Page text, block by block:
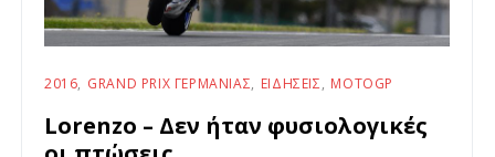
2016 GRAND PRIX ΓΕΡΜΑΝΊΑΣ ΕΙΔΉΣΕΙΣ MOTOGP
Lorenzo – Δεν ήταν φυσιολογικές